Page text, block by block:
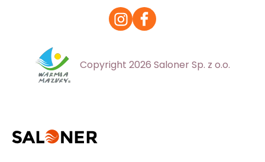
Copyright 2026 Saloner Sp. z o.o.